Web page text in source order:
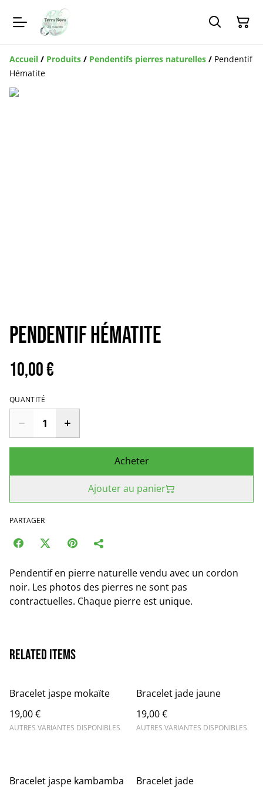
Accueil / Produits / Pendentifs pierres naturelles / Pendentif
Hématite
Pendentif Hématite
10,00 €
QUANTITÉ
Acheter
Ajouter au panier
PARTAGER
Pendentif en pierre naturelle vendu avec un cordon
noir. Les photos des pierres ne sont pas
contractuelles. Chaque pierre est unique.
Related items
Bracelet jaspe mokaïte
19,00 €
AUTRES VARIANTES DISPONIBLES
Bracelet jade jaune
19,00 €
AUTRES VARIANTES DISPONIBLES
Bracelet jaspe kambamba Bracelet jade